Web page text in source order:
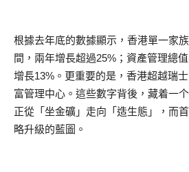
根據去年底的數據顯示，香港單一家
間，兩年增長超過25%；資產管理總
增長13%。更重要的是，香港超越瑞
富管理中心。這些數字背後，藏着一
正從「坐金礦」走向「造生態」，而
略升級的藍圖。